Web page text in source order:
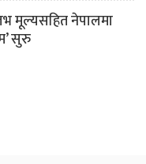
मूल्यसहित नेपालमा
सुरु